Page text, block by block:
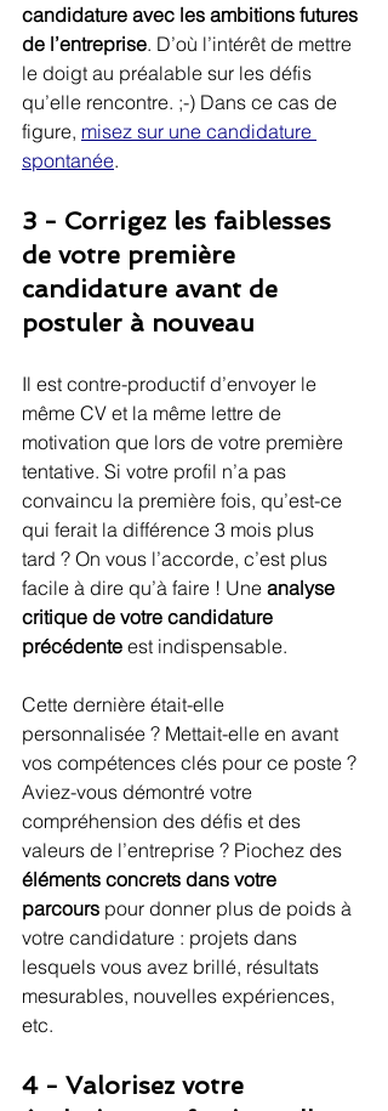
candidature avec les ambitions futures
de l’entreprise. D’où l’intérêt de mettre
le doigt au préalable sur les défis
qu’elle rencontre. ;-) Dans ce cas de
figure, misez sur une candidature
spontanée.
3 - Corrigez les faiblesses
de votre première
candidature avant de
postuler à nouveau
Il est contre-productif d’envoyer le
même CV et la même lettre de
motivation que lors de votre première
tentative. Si votre profil n’a pas
convaincu la première fois, qu’est-ce
qui ferait la différence 3 mois plus
tard ? On vous l’accorde, c’est plus
facile à dire qu’à faire ! Une analyse
critique de votre candidature
précédente est indispensable.
Cette dernière était-elle
personnalisée ? Mettait-elle en avant
vos compétences clés pour ce poste ?
Aviez-vous démontré votre
compréhension des défis et des
valeurs de l’entreprise ? Piochez des
éléments concrets dans votre
parcours pour donner plus de poids à
votre candidature : projets dans
lesquels vous avez brillé, résultats
mesurables, nouvelles expériences,
etc.
4 - Valorisez votre